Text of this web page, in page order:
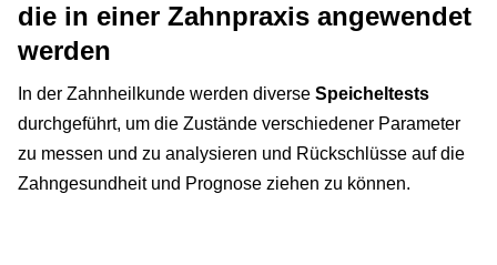
die in einer Zahnpraxis angewendet
werden
In der Zahnheilkunde werden diverse Speicheltests
durchgeführt, um die Zustände verschiedener Parameter
zu messen und zu analysieren und Rückschlüsse auf die
Zahngesundheit und Prognose ziehen zu können.